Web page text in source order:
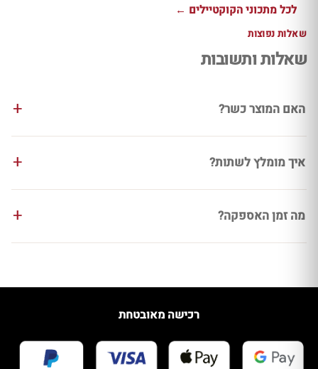
לכל מתכוני הקוקטיילים ←
שאלות נפוצות
שאלות ותשובות
האם המוצר כשר?
איך מומלץ לשתות?
מה זמן האספקה?
רכישה מאובטחת